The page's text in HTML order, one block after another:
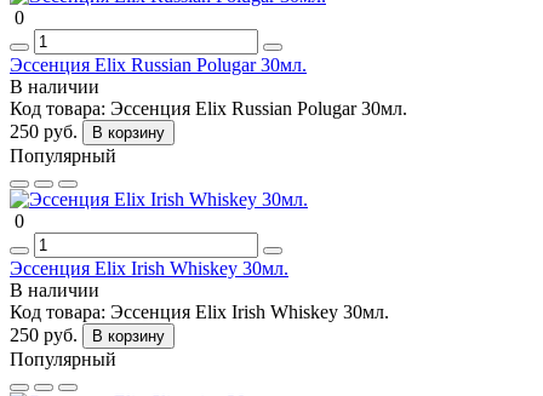
0
Эссенция Elix Russian Polugar 30мл.
В наличии
Код товара: Эссенция Elix Russian Polugar 30мл.
250 руб.
В корзину
Популярный
0
Эссенция Elix Irish Whiskey 30мл.
В наличии
Код товара: Эссенция Elix Irish Whiskey 30мл.
250 руб.
В корзину
Популярный